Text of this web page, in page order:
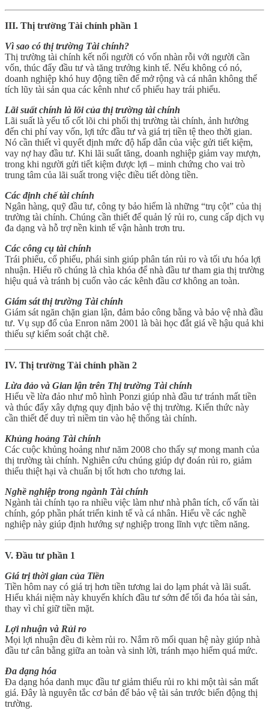
III. Thị trường Tài chính phần 1
Vì sao có thị trường Tài chính?
Thị trường tài chính kết nối người có vốn nhàn rỗi với người cần
vốn, thúc đẩy đầu tư và tăng trưởng kinh tế. Nếu không có nó,
doanh nghiệp khó huy động tiền để mở rộng và cá nhân không thể
tích lũy tài sản qua các kênh như cổ phiếu hay trái phiếu.
Lãi suất chính là lõi của thị trường tài chính
Lãi suất là yếu tố cốt lõi chi phối thị trường tài chính, ảnh hưởng
đến chi phí vay vốn, lợi tức đầu tư và giá trị tiền tệ theo thời gian.
Nó cần thiết vì quyết định mức độ hấp dẫn của việc gửi tiết kiệm,
vay nợ hay đầu tư. Khi lãi suất tăng, doanh nghiệp giảm vay mượn,
trong khi người gửi tiết kiệm được lợi – minh chứng cho vai trò
trung tâm của lãi suất trong việc điều tiết dòng tiền.
Các định chế tài chính
Ngân hàng, quỹ đầu tư, công ty bảo hiểm là những “trụ cột” của thị
trường tài chính. Chúng cần thiết để quản lý rủi ro, cung cấp dịch vụ
đa dạng và hỗ trợ nền kinh tế vận hành trơn tru.
Các công cụ tài chính
Trái phiếu, cổ phiếu, phái sinh giúp phân tán rủi ro và tối ưu hóa lợi
nhuận. Hiểu rõ chúng là chìa khóa để nhà đầu tư tham gia thị trường
hiệu quả và tránh bị cuốn vào các kênh đầu cơ không an toàn.
Giám sát thị trường Tài chính
Giám sát ngăn chặn gian lận, đảm bảo công bằng và bảo vệ nhà đầu
tư. Vụ sụp đổ của Enron năm 2001 là bài học đắt giá về hậu quả khi
thiếu sự kiểm soát chặt chẽ.
IV. Thị trường Tài chính phần 2
Lừa đảo và Gian lận trên Thị trường Tài chính
Hiểu về lừa đảo như mô hình Ponzi giúp nhà đầu tư tránh mất tiền
và thúc đẩy xây dựng quy định bảo vệ thị trường. Kiến thức này
cần thiết để duy trì niềm tin vào hệ thống tài chính.
Khủng hoảng Tài chính
Các cuộc khủng hoảng như năm 2008 cho thấy sự mong manh của
thị trường tài chính. Nghiên cứu chúng giúp dự đoán rủi ro, giảm
thiểu thiệt hại và chuẩn bị tốt hơn cho tương lai.
Nghề nghiệp trong ngành Tài chính
Ngành tài chính tạo ra nhiều việc làm như nhà phân tích, cố vấn tài
chính, góp phần phát triển kinh tế và cá nhân. Hiểu về các nghề
nghiệp này giúp định hướng sự nghiệp trong lĩnh vực tiềm năng.
V. Đầu tư phần 1
Giá trị thời gian của Tiền
Tiền hôm nay có giá trị hơn tiền tương lai do lạm phát và lãi suất.
Hiểu khái niệm này khuyến khích đầu tư sớm để tối đa hóa tài sản,
thay vì chỉ giữ tiền mặt.
Lợi nhuận và Rủi ro
Mọi lợi nhuận đều đi kèm rủi ro. Nắm rõ mối quan hệ này giúp nhà
đầu tư cân bằng giữa an toàn và sinh lời, tránh mạo hiểm quá mức.
Đa dạng hóa
Đa dạng hóa danh mục đầu tư giảm thiểu rủi ro khi một tài sản mất
giá. Đây là nguyên tắc cơ bản để bảo vệ tài sản trước biến động thị
trường.